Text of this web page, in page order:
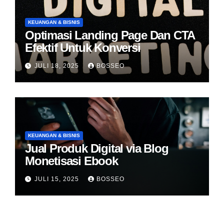
KEUANGAN & BISNIS
Optimasi Landing Page Dan CTA
Efektif Untuk Konversi
JULI 18, 2025 BOSSEO
KEUANGAN & BISNIS
Jual Produk Digital via Blog
Monetisasi Ebook
JULI 15, 2025 BOSSEO